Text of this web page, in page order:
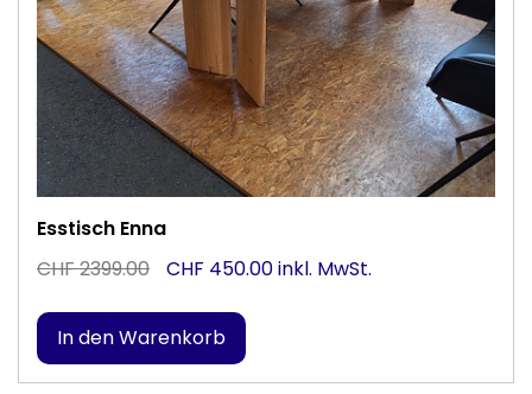
Esstisch Enna
CHF 2399.00
CHF 450.00 inkl. MwSt.